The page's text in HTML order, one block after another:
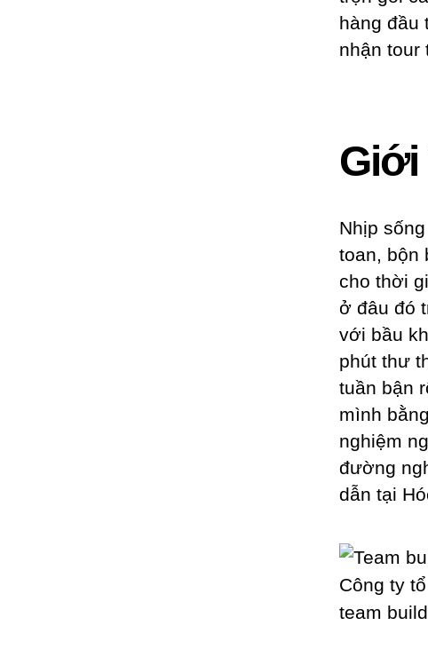
hàng đầu
nhận tour
Giới
Nhịp
toan, bộn
cho thời
ở đâu đó
với bầu
phút thư
tuần bận
mình
nghiệm
đường
dẫn tại